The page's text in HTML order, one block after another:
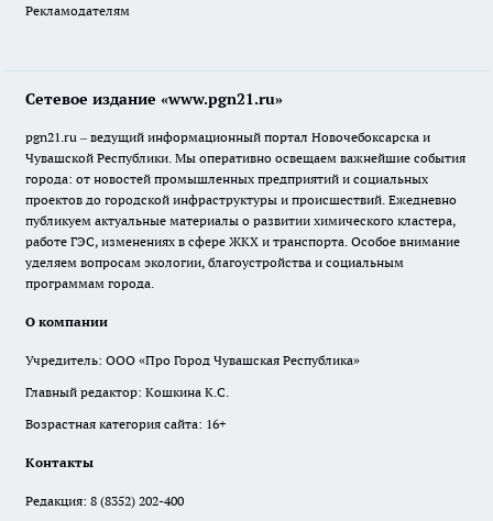
Рекламодателям
Сетевое издание «www.pgn21.ru»
pgn21.ru – ведущий информационный портал Новочебоксарска и
Чувашской Республики. Мы оперативно освещаем важнейшие события
города: от новостей промышленных предприятий и социальных
проектов до городской инфраструктуры и происшествий. Ежедневно
публикуем актуальные материалы о развитии химического кластера,
работе ГЭС, изменениях в сфере ЖКХ и транспорта. Особое внимание
уделяем вопросам экологии, благоустройства и социальным
программам города.
О компании
Учредитель: ООО «Про Город Чувашская Республика»
Главный редактор: Кошкина К.С.
Возрастная категория сайта: 16+
Контакты
Редакция: 8 (8352) 202-400